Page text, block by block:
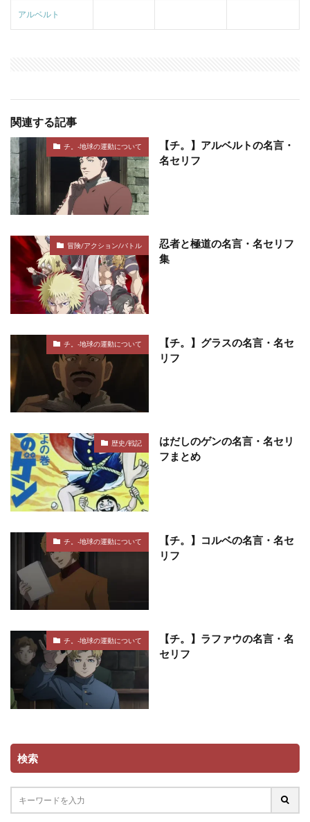
アルベルト
関連する記事
チ。-地球の運動について
【チ。】アルベルトの名言・
名セリフ
冒険/アクション/バトル
忍者と極道の名言・名セリフ
集
チ。-地球の運動について
【チ。】グラスの名言・名セ
リフ
歴史/戦記
はだしのゲンの名言・名セリ
フまとめ
チ。-地球の運動について
【チ。】コルベの名言・名セ
リフ
チ。-地球の運動について
【チ。】ラファウの名言・名
セリフ
検索